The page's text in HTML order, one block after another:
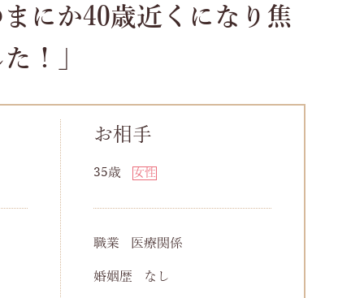
にか40歳近くになり焦
！」
お相手
35歳 女性
職業 医療関係
婚姻歴 なし